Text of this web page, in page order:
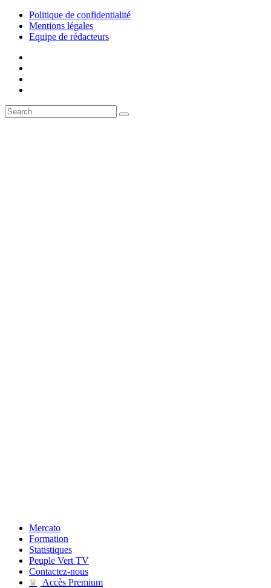
Politique de confidentialité
Mentions légales
Equipe de rédacteurs
Mercato
Formation
Statistiques
Peuple Vert TV
Contactez-nous
♛
Accès Premium